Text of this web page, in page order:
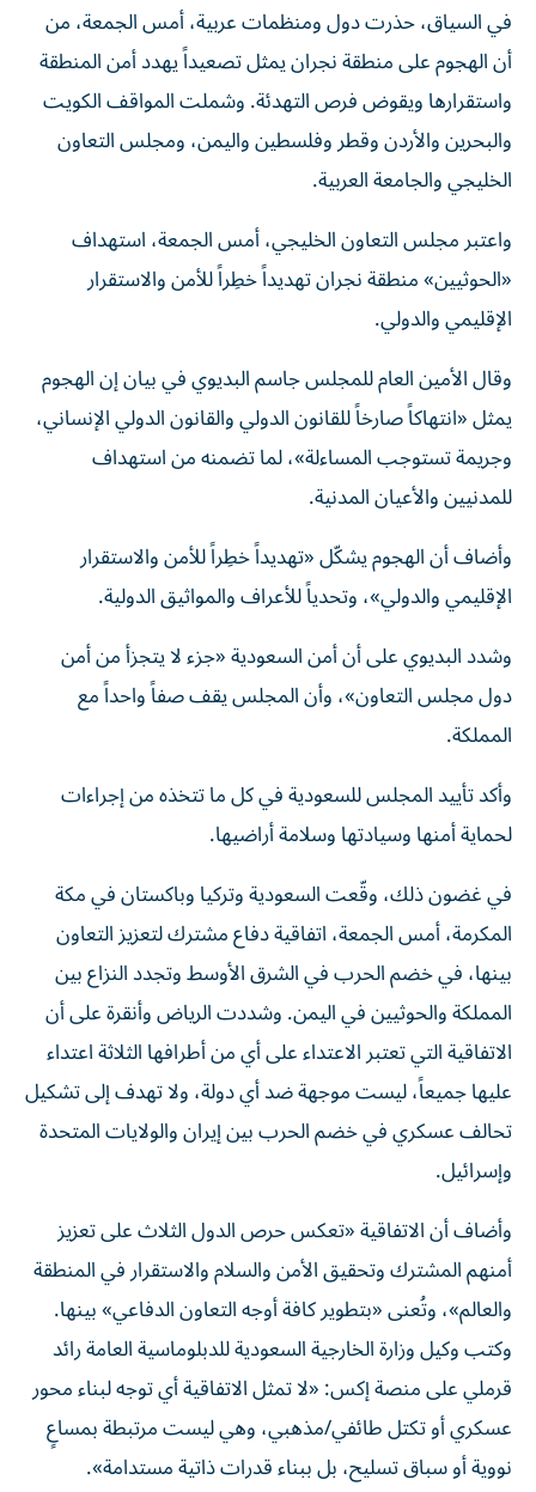
في السياق، حذرت دول ومنظمات عربية، أمس الجمعة، من
أن الهجوم على منطقة نجران يمثل تصعيداً يهدد أمن المنطقة
واستقرارها ويقوض فرص التهدئة. وشملت المواقف الكويت
والبحرين والأردن وقطر وفلسطين واليمن، ومجلس التعاون
الخليجي والجامعة العربية.
واعتبر مجلس التعاون الخليجي، أمس الجمعة، استهداف
«الحوثيين» منطقة نجران تهديداً خطِراً للأمن والاستقرار
الإقليمي والدولي.
وقال الأمين العام للمجلس جاسم البديوي في بيان إن الهجوم
يمثل «انتهاكاً صارخاً للقانون الدولي والقانون الدولي الإنساني،
وجريمة تستوجب المساءلة»، لما تضمنه من استهداف
للمدنيين والأعيان المدنية.
وأضاف أن الهجوم يشكّل «تهديداً خطِراً للأمن والاستقرار
الإقليمي والدولي»، وتحدياً للأعراف والمواثيق الدولية.
وشدد البديوي على أن أمن السعودية «جزء لا يتجزأ من أمن
دول مجلس التعاون»، وأن المجلس يقف صفاً واحداً مع
المملكة.
وأكد تأييد المجلس للسعودية في كل ما تتخذه من إجراءات
لحماية أمنها وسيادتها وسلامة أراضيها.
في غضون ذلك، وقّعت السعودية وتركيا وباكستان في مكة
المكرمة، أمس الجمعة، اتفاقية دفاع مشترك لتعزيز التعاون
بينها، في خضم الحرب في الشرق الأوسط وتجدد النزاع بين
المملكة والحوثيين في اليمن. وشددت الرياض وأنقرة على أن
الاتفاقية التي تعتبر الاعتداء على أي من أطرافها الثلاثة اعتداء
عليها جميعاً، ليست موجهة ضد أي دولة، ولا تهدف إلى تشكيل
تحالف عسكري في خضم الحرب بين إيران والولايات المتحدة
وإسرائيل.
وأضاف أن الاتفاقية «تعكس حرص الدول الثلاث على تعزيز
أمنهم المشترك وتحقيق الأمن والسلام والاستقرار في المنطقة
والعالم»، وتُعنى «بتطوير كافة أوجه التعاون الدفاعي» بينها.
وكتب وكيل وزارة الخارجية السعودية للدبلوماسية العامة رائد
قرملي على منصة إكس: «لا تمثل الاتفاقية أي توجه لبناء محور
عسكري أو تكتل طائفي/مذهبي، وهي ليست مرتبطة بمساعٍ
نووية أو سباق تسليح، بل ببناء قدرات ذاتية مستدامة».